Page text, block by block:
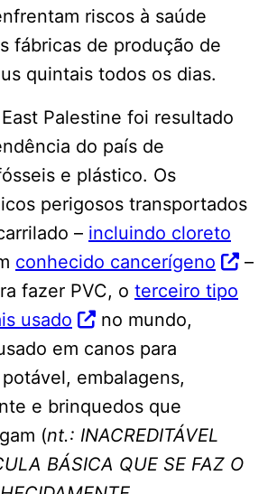
riscos à saúde
fábricas de produção de
quintais todos os dias.
Palestine foi resultado
do país de
e plástico. Os
perigosos transportados
– incluindo cloreto
conhecido cancerígeno
–
fazer PVC, o terceiro tipo
usado
no mundo,
em canos para
embalagens,
e brinquedos que
(nt.: INACREDITÁVEL
BÁSICA QUE SE FAZ O